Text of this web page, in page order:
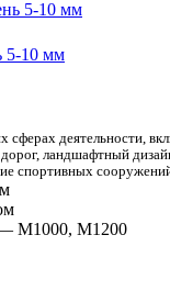
5-10 мм
сферах деятельности,
ландшафтный
спортивных
М1000, М1200